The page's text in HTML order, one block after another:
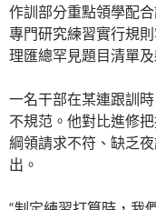
作訓部分重點領學配
專門研究練習實行規
理匯總罕見題目清單
一名干部在某連跟訓
不規范。他對比進修
綱領請求不符、缺乏
出。